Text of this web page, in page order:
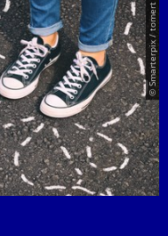
© Smarterpix / tomert